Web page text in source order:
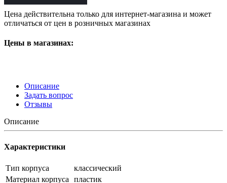
Цена действительна только для интернет-магазина и может
отличаться от цен в розничных магазинах
Цены в магазинах:
Описание
Задать вопрос
Отзывы
Описание
Характеристики
Тип корпуса
классический
Материал корпуса
пластик